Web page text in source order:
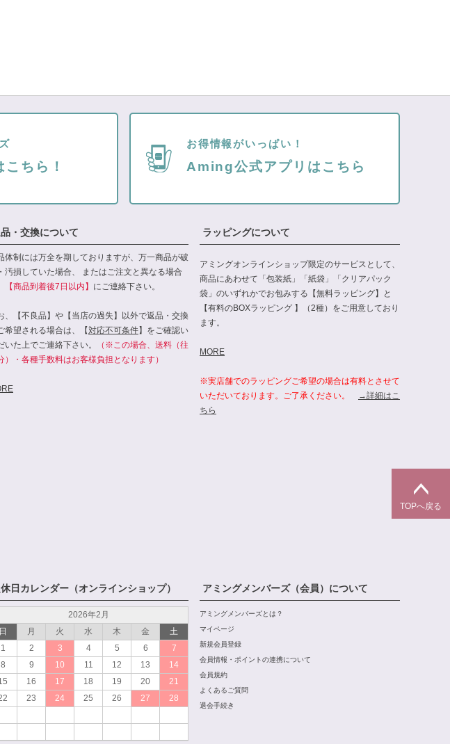
TOPへ戻る
ちら！
お得情報がいっぱい！
Aming公式アプリはこちら
・交換について
体制には万全を期しておりますが、万一商品が破
汚損していた場合、 またはご注文と異なる場合
【商品到着後7日以内】 にご連絡下さい。
、【不良品】や【当店の過失】以外で返品・交換
希望される場合は、【対応不可条件】をご確認い
いた上でご連絡下さい。
（※この場合、送料（往
）・各種手数料はお客様負担となります）
ラッピングについて
アミングオンラインショップ限定のサービスとして、
商品にあわせて「包装紙」「紙袋」「クリアパック
袋」のいずれかでお包みする【無料ラッピング】と
【有料のBOXラッピング 】（2種）をご用意しており
ます。
MORE
※実店舗でのラッピングご希望の場合は有料とさせて
いただいております。ご了承ください。
→詳細はこ
ちら
日カレンダー（オンラインショップ）
2026年2月
日
月 火 水 木 金
土
1
2 3 4 5 6
7
8
9 10 11 12 13
14
16 17 18 19 20
21
23 24 25 26 27 28
アミングメンバーズ（会員）について
アミングメンバーズとは？
マイページ
新規会員登録
会員情報・ポイントの連携について
会員規約
よくあるご質問
退会手続き